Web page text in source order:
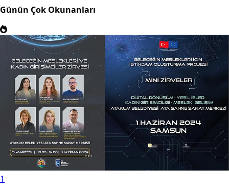
Günün Çok Okunanları
1